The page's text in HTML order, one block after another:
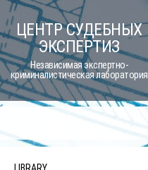
Skip
to
content
ЦЕНТР СУДЕБНЫХ
ЭКСПЕРТИЗ
Независимая экспертно-
криминалистическая лаборатория